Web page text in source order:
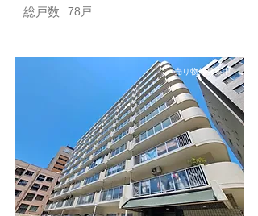
総戸数 78戸
売り物件募集中